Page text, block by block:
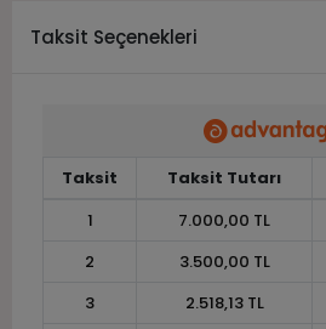
Taksit Seçenekleri
Taksit Taksit Tutarı
1
7.000,00 TL
2
3.500,00 TL
3
2.518,13 TL